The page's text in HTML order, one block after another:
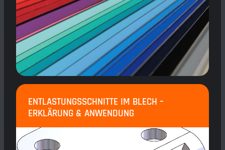
ENTLASTUNGSSCHNITTE IM BLECH –
ERKLÄRUNG & ANWENDUNG